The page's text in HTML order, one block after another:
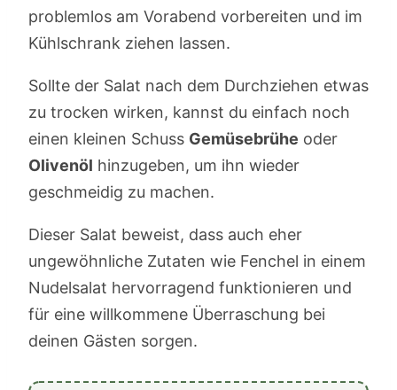
problemlos am Vorabend vorbereiten und im
Kühlschrank ziehen lassen.
Sollte der Salat nach dem Durchziehen etwas
zu trocken wirken, kannst du einfach noch
einen kleinen Schuss Gemüsebrühe oder
Olivenöl hinzugeben, um ihn wieder
geschmeidig zu machen.
Dieser Salat beweist, dass auch eher
ungewöhnliche Zutaten wie Fenchel in einem
Nudelsalat hervorragend funktionieren und
für eine willkommene Überraschung bei
deinen Gästen sorgen.